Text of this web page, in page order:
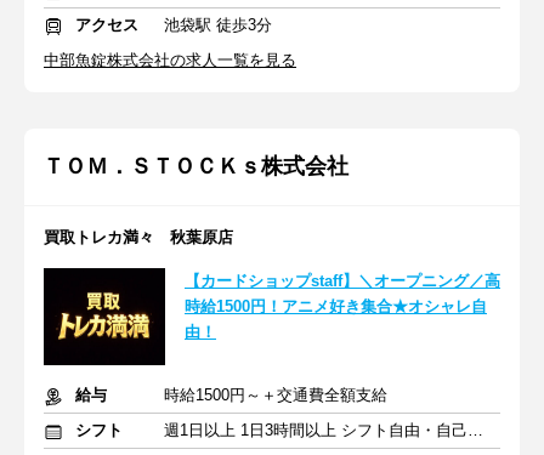
アクセス
池袋駅 徒歩3分
中部魚錠株式会社の求人一覧を見る
ＴＯＭ．ＳＴＯＣＫｓ株式会社
買取トレカ満々 秋葉原店
【カードショップstaff】＼オープニング／高
時給1500円！アニメ好き集合★オシャレ自
由！
給与
時給1500円～＋交通費全額支給
シフト
週1日以上 1日3時間以上 シフト自由・自己申告